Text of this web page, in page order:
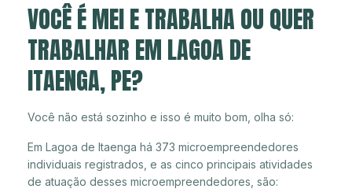
VOCÊ É MEI E TRABALHA OU QUER
TRABALHAR EM LAGOA DE
ITAENGA, PE?
Você não está sozinho e isso é muito bom, olha só:
Em Lagoa de Itaenga há 373 microempreendedores
individuais registrados, e as cinco principais atividades
de atuação desses microempreendedores, são: